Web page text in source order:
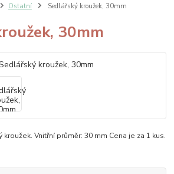
Ostatní Sedlářský kroužek, 30mm
30mm
Vnitřní průměr: 30 mm Cena je za 1 kus.